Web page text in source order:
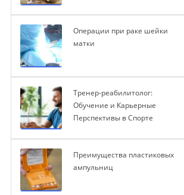
Операции при раке шейки
матки
Тренер-реабилитолог:
Обучение и Карьерные
Перспективы в Спорте
Преимущества пластиковых
ампульниц